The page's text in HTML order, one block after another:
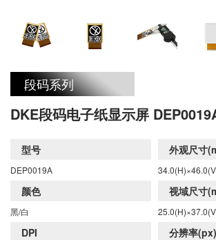
段码系列
DKE段码电子纸显示屏
型号
DEP0019A
外观尺寸
颜色
黑/白
视域尺寸
DPI 分辨率(px)